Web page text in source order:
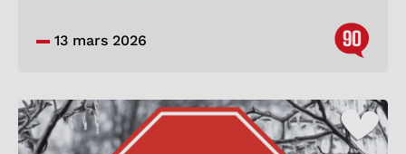
13 mars 2026 90